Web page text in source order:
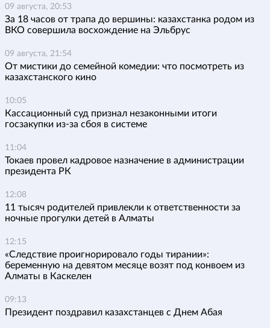
09 августа, 20:53
За 18 часов от трапа до вершины: казахстанка родом из
ВКО совершила восхождение на Эльбрус
09 августа, 21:54
От мистики до семейной комедии: что посмотреть из
казахстанского кино
10:05
Кассационный суд признал незаконными итоги
госзакупки из-за сбоя в системе
11:04
Токаев провел кадровое назначение в администрации
президента РК
12:08
11 тысяч родителей привлекли к ответственности за
ночные прогулки детей в Алматы
12:15
«Следствие проигнорировало годы тирании»:
беременную на девятом месяце возят под конвоем из
Алматы в Каскелен
09:13
Президент поздравил казахстанцев с Днем Абая